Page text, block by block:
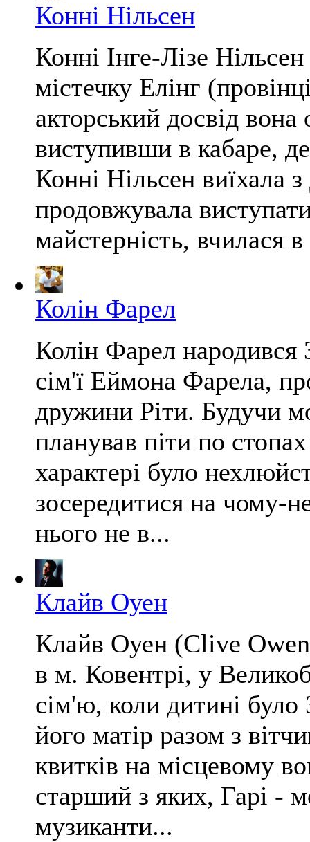
Конні Нільсен
Конні Інге-Лізе
містечку Елінг
акторський досвід
виступивши в кабаре,
Конні Нільсен виїхала
продовжувала
майстерність, вчилася
Колін Фарел
Колін Фарел народився
сім'ї Еймона Фарела,
дружини Ріти. Будучи
планував піти по
характері було
зосередитися на чому-
нього не в...
Клайв Оуен
Клайв Оуен (Clive
в м. Ковентрі, у
сім'ю, коли дитині
його матір разом з
квитків на місцевому
старший з яких, Гарі -
музиканти...